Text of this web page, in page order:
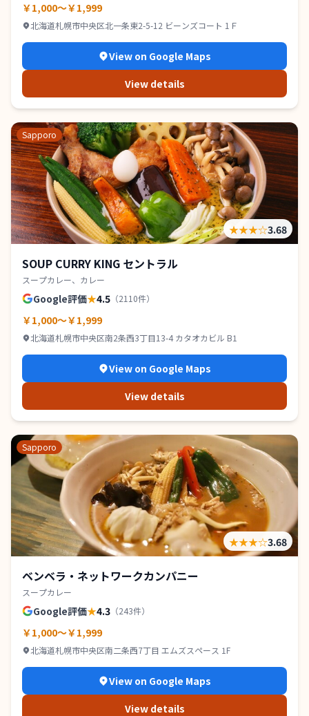
￥1,000～￥1,999
北海道札幌市中央区北一条東2-5-12 ビーンズコート 1Ｆ
View on Google Maps
View details
Sapporo
★★★☆3.68
SOUP CURRY KING セントラル
スープカレー、カレー
Google評価★4.5 （2110件）
￥1,000～￥1,999
北海道札幌市中央区南2条西3丁目13-4 カタオカビル B1
View on Google Maps
View details
Sapporo
★★★☆3.68
ベンベラ・ネットワークカンパニー
スープカレー
Google評価★4.3 （243件）
￥1,000～￥1,999
北海道札幌市中央区南二条西7丁目 エムズスペース 1F
View on Google Maps
View details